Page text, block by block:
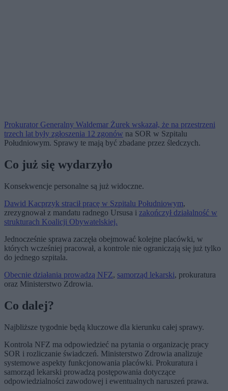
Prokurator Generalny Waldemar Żurek wskazał, że na przestrzeni
trzech lat były zgłoszenia 12 zgonów na SOR w Szpitalu
Południowym. Sprawy te mają być zbadane przez śledczych.
Co już się wydarzyło
Konsekwencje personalne są już widoczne.
Dawid Kacprzyk stracił pracę w Szpitalu Południowym,
zrezygnował z mandatu radnego Ursusa i zakończył działalność w
strukturach Koalicji Obywatelskiej.
Jednocześnie sprawa zaczęła obejmować kolejne placówki, w
których wcześniej pracował, a kontrole nie ograniczają się już tylko
do jednego szpitala.
Obecnie działania prowadzą NFZ, samorząd lekarski, prokuratura
oraz Ministerstwo Zdrowia.
Co dalej?
Najbliższe tygodnie będą kluczowe dla kierunku całej sprawy.
Kontrola NFZ ma odpowiedzieć na pytania o organizację pracy
SOR i rozliczanie świadczeń. Ministerstwo Zdrowia analizuje
systemowe aspekty funkcjonowania placówki. Prokuratura i
samorząd lekarski prowadzą postępowania dotyczące
odpowiedzialności zawodowej i ewentualnych naruszeń prawa.